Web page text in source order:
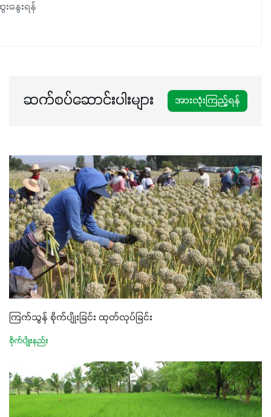
နွေးရန်
ဆက်စပ်ဆောင်းပါးများ အားလုံးကြည့်ရန်
ကြက်သွန် စိုက်ပျိုးခြင်း ထုတ်လုပ်ခြင်း
စိုက်ပျိုးနည်း